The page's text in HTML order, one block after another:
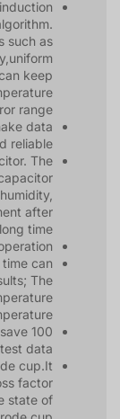
such as
keep
range.
data
reliable .
The
after
time.
.
can
The
100
data.
cup.It
factor
state of